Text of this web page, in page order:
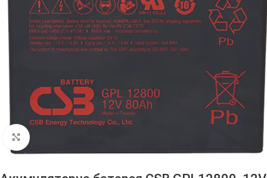
Клацніть, щоб збільшити